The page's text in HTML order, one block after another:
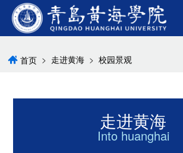
首页 > 走进黄海 > 校园景观
走进黄海
Into huanghai